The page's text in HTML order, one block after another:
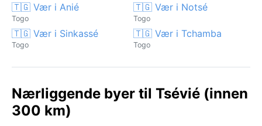
🇹🇬 Vær i Anié
Togo
🇹🇬 Vær i Notsé
Togo
🇹🇬 Vær i Sinkassé
Togo
🇹🇬 Vær i Tchamba
Togo
Nærliggende byer til Tsévié (innen
300 km)